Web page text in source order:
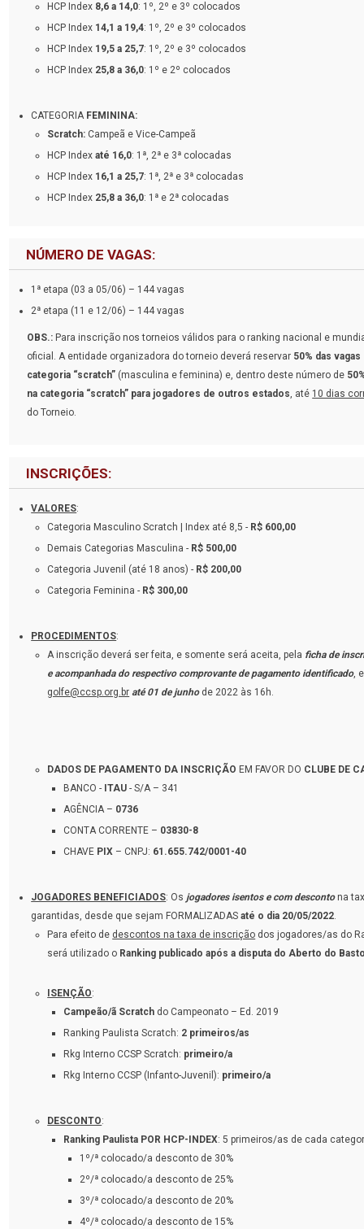
HCP Index 8,6 a 14,0: 1º, 2º e 3º colocados
HCP Index 14,1 a 19,4: 1º, 2º e 3º colocados
HCP Index 19,5 a 25,7: 1º, 2º e 3º colocados
HCP Index 25,8 a 36,0: 1º e 2º colocados
CATEGORIA FEMININA:
Scratch: Campeã e Vice-Campeã
HCP Indexaté 16,0: 1ª, 2ª e 3ª colocadas
HCP Index 16,1 a 25,7: 1ª, 2ª e 3ª colocadas
HCP Index 25,8 a 36,0: 1ª e 2ª colocadas
NÚMERO DE VAGAS:
1ª etapa (03 a 05/06) – 144 vagas
2ª etapa (11 e 12/06) – 144 vagas
OBS.: Para inscrição nos torneios válidos para o ranking nacional e
oficial. A entidade organizadora do torneio deverá reservar 50% das
categoria “scratch” (masculina e feminina) e, dentro deste número de
na categoria “scratch” para jogadores de outros estados, até 10 dias
do Torneio.
INSCRIÇÕES:
VALORES:
Categoria Masculino Scratch | Index até 8,5 - R$ 600,00
Demais Categorias Masculina - R$ 500,00
Categoria Juvenil (até 18 anos) - R$ 200,00
Categoria Feminina - R$ 300,00
PROCEDIMENTOS:
A inscrição deverá ser feita, e somente será aceita, pela ficha de
e acompanhada do respectivo comprovante de pagamento identificado,
golfe@ccsp.org.br até 01 de junhode 2022 às 16h.
DADOS DE PAGAMENTO DA INSCRIÇÃO EM FAVOR DO CLUBE DE
BANCO - ITAU- S/A – 341
AGÊNCIA – 0736
CONTA CORRENTE – 03830-8
CHAVE PIX – CNPJ: 61.655.742/0001-40
JOGADORES BENEFICIADOS: Os jogadores isentos e com descontona
garantidas, desde que sejam FORMALIZADASaté o dia 20/05/2022.
Para efeito de descontos na taxa de inscrição dos jogadores/as do
será utilizado o Ranking publicado após a disputa do Aberto do
ISENÇÃO:
Campeão/ã Scratch do Campeonato – Ed. 2019
Ranking Paulista Scratch: 2 primeiros/as
Rkg Interno CCSP Scratch: primeiro/a
Rkg Interno CCSP (Infanto-Juvenil): primeiro/a
DESCONTO:
Ranking Paulista POR HCP-INDEX: 5 primeiros/as de cada
1º/ª colocado/a desconto de 30%
2º/ª colocado/a desconto de 25%
3º/ª colocado/a desconto de 20%
4º/ª colocado/a desconto de 15%